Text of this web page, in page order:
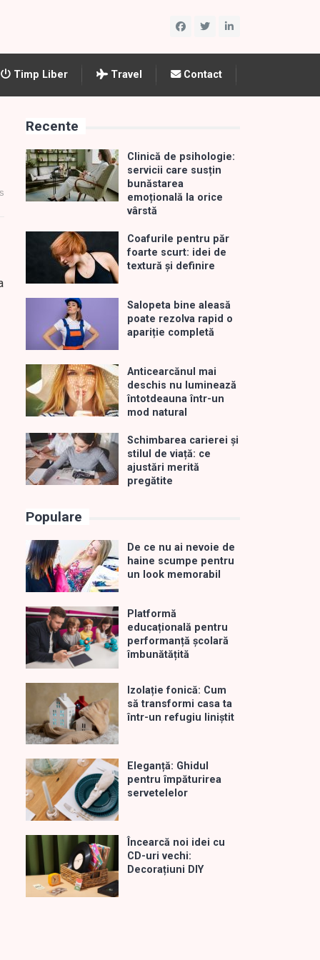
Timp Liber Travel Contact
Recente
Clinică de psihologie:
servicii care susțin
bunăstarea
emoțională la orice
vârstă
Coafurile pentru păr
foarte scurt: idei de
textură și definire
Salopeta bine aleasă
poate rezolva rapid o
apariție completă
Anticearcănul mai
deschis nu luminează
întotdeauna într-un
mod natural
Schimbarea carierei și
stilul de viață: ce
ajustări merită
pregătite
Populare
De ce nu ai nevoie de
haine scumpe pentru
un look memorabil
Platformă
educațională pentru
performanță școlară
îmbunătățită
Izolație fonică: Cum
să transformi casa ta
într-un refugiu liniștit
Eleganță: Ghidul
pentru împăturirea
servetelelor
Încearcă noi idei cu
CD-uri vechi:
Decorațiuni DIY